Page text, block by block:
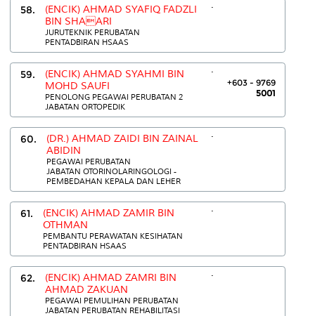
58.
(ENCIK) AHMAD SYAFIQ FADZLI
BIN SHAARI
JURUTEKNIK PERUBATAN
PENTADBIRAN HSAAS
.
59.
(ENCIK) AHMAD SYAHMI BIN
MOHD SAUFI
PENOLONG PEGAWAI PERUBATAN 2
JABATAN ORTOPEDIK
.
+603 - 9769
5001
60.
(DR.) AHMAD ZAIDI BIN ZAINAL
ABIDIN
PEGAWAI PERUBATAN
JABATAN OTORINOLARINGOLOGI -
PEMBEDAHAN KEPALA DAN LEHER
.
61.
(ENCIK) AHMAD ZAMIR BIN
OTHMAN
PEMBANTU PERAWATAN KESIHATAN
PENTADBIRAN HSAAS
.
62.
(ENCIK) AHMAD ZAMRI BIN
AHMAD ZAKUAN
PEGAWAI PEMULIHAN PERUBATAN
JABATAN PERUBATAN REHABILITASI
.